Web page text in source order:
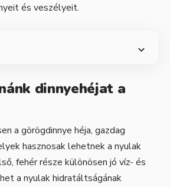
és veszélyeit.
dinnyehéjat a
a görögdinnye héja, gazdag
hasznosak lehetnek a nyulak
fehér része különösen jó víz- és
a nyulak hidratáltságának